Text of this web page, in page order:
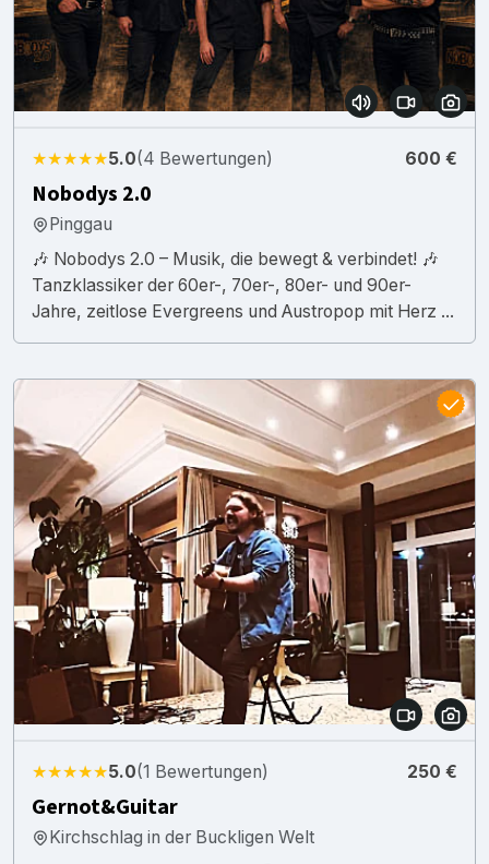
★★★★★5.0(4 Bewertungen) 600 €
Nobodys 2.0
Pinggau
🎶 Nobodys 2.0 – Musik, die bewegt & verbindet! 🎶
Tanzklassiker der 60er-, 70er-, 80er- und 90er-
Jahre, zeitlose Evergreens und Austropop mit Herz ...
★★★★★5.0(1 Bewertungen) 250 €
Gernot&Guitar
Kirchschlag in der Buckligen Welt